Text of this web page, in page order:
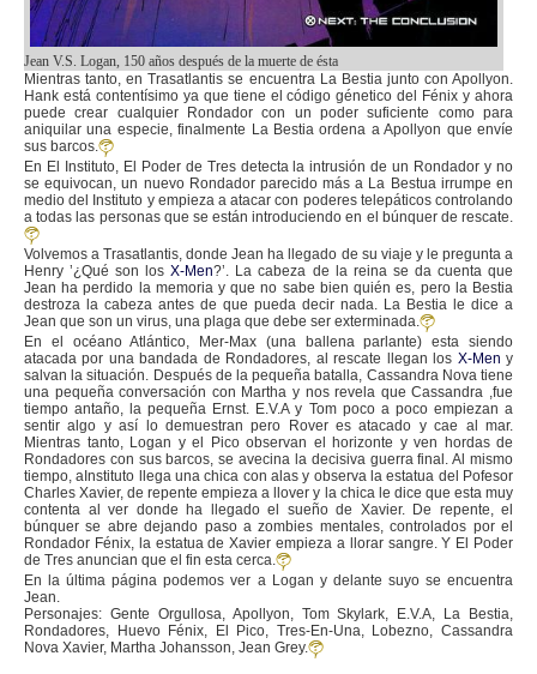
Jean V.S. Logan, 150 años después de la muerte de ésta
Mientras tanto, en Trasatlantis se encuentra La Bestia junto con Apollyon.
Hank está contentísimo ya que tiene el código génetico del Fénix y ahora
puede crear cualquier Rondador con un poder suficiente como para
aniquilar una especie, finalmente La Bestia ordena a Apollyon que envíe
sus barcos.
En El Instituto, El Poder de Tres detecta la intrusión de un Rondador y no
se equivocan, un nuevo Rondador parecido más a La Bestua irrumpe en
medio del Instituto y empieza a atacar con poderes telepáticos controlando
a todas las personas que se están introduciendo en el búnquer de rescate.
Volvemos a Trasatlantis, donde Jean ha llegado de su viaje y le pregunta a
Henry ’¿Qué son losX-Men?’. La cabeza de la reina se da cuenta que
Jean ha perdido la memoria y que no sabe bien quién es, pero la Bestia
destroza la cabeza antes de que pueda decir nada. La Bestia le dice a
Jean que son un virus, una plaga que debe ser exterminada.
En el océano Atlántico, Mer-Max (una ballena parlante) esta siendo
atacada por una bandada de Rondadores, al rescate llegan los X-Men y
salvan la situación. Después de la pequeña batalla, Cassandra Nova tiene
una pequeña conversación con Martha y nos revela que Cassandra ,fue
tiempo antaño, la pequeña Ernst. E.V.A y Tom poco a poco empiezan a
sentir algo y así lo demuestran pero Rover es atacado y cae al mar.
Mientras tanto, Logan y el Pico observan el horizonte y ven hordas de
Rondadores con sus barcos, se avecina la decisiva guerra final. Al mismo
tiempo, aInstituto llega una chica con alas y observa la estatua del Pofesor
Charles Xavier, de repente empieza a llover y la chica le dice que esta muy
contenta al ver donde ha llegado el sueño de Xavier. De repente, el
búnquer se abre dejando paso a zombies mentales, controlados por el
Rondador Fénix, la estatua de Xavier empieza a llorar sangre. Y El Poder
de Tres anuncian que el fin esta cerca.
En la última página podemos ver a Logan y delante suyo se encuentra
Jean.
Personajes: Gente Orgullosa, Apollyon, Tom Skylark, E.V.A, La Bestia,
Rondadores, Huevo Fénix, El Pico, Tres-En-Una, Lobezno, Cassandra
Nova Xavier, Martha Johansson, Jean Grey.